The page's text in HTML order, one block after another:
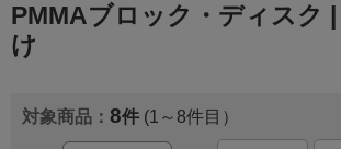
PMMAブロック・ディスク |
け
8 (1～8